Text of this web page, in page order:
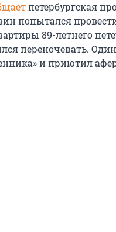
петербургская
попытался
89-летнего
переночевать.
и приютил